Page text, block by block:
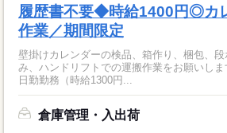
履歴書不要◆時給1400円◎カ
作業／期間限定
壁掛けカレンダーの検品、箱作り、梱包、
み、ハンドリフトでの運搬作業をお願いし
日勤勤務（時給1300円...
倉庫管理・入出荷